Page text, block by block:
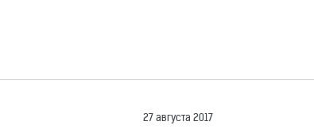
1TB DEEP BLUE (СИНИЙ)
СМАРТФОН APPLE
27 августа 2017